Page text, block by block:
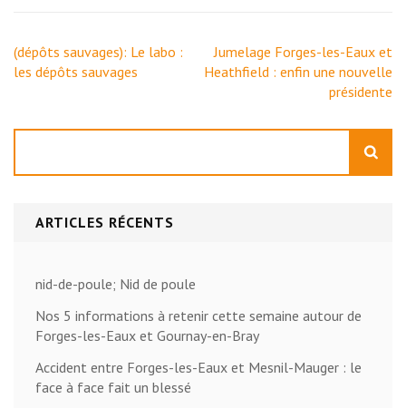
Navigation
de
(dépôts sauvages): Le labo :
les dépôts sauvages
Jumelage Forges-les-Eaux et
Heathfield : enfin une nouvelle
présidente
ARTICLES RÉCENTS
nid-de-poule; Nid de poule
Nos 5 informations à retenir cette semaine autour de
Forges-les-Eaux et Gournay-en-Bray
Accident entre Forges-les-Eaux et Mesnil-Mauger : le
face à face fait un blessé